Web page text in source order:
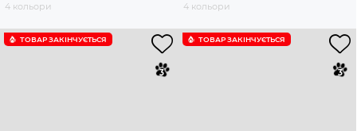
4 кольори
4 кольори
ТОВАР ЗАКІНЧУЄTЬСЯ ТОВАР ЗАКІНЧУЄTЬСЯ